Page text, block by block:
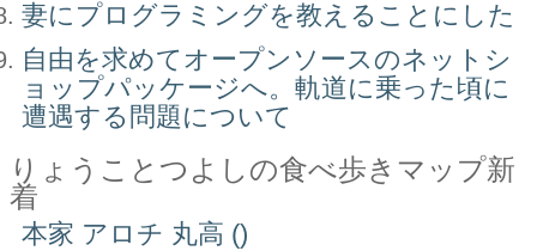
妻にプログラミングを教えることにした
自由を求めてオープンソースのネットシ
ョップパッケージへ。軌道に乗った頃に
遭遇する問題について
りょうことつよしの食べ歩きマップ新
着
本家 アロチ 丸高 ()